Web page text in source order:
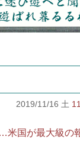
遊べと聞きみれ
2019/11/16 土
米国が最大級の